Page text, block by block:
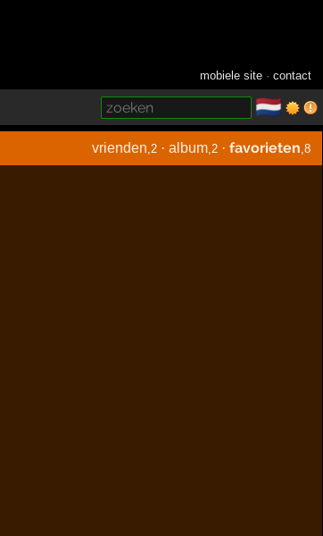
mobiele site ·contact
🇳🇱
vrienden ,2 ·album ,2 ·favorieten ,8